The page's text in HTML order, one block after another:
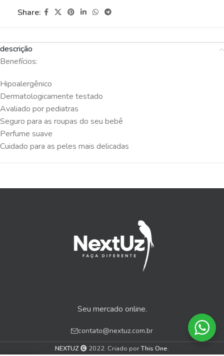
Share:
descrição
Benefícios:
Hipoalergênico
Dermatologicamente testado
Avaliado por pediatras
Seguro para as roupas do seu bebê
Perfume suave
Cuidado para as peles mais delicadas
Seu mercado online.
contato@nextuz.com.br
NEXTUZ 2022. Criado porThis One.